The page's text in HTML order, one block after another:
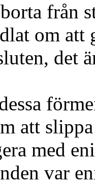
från
om att
det
att
med
var